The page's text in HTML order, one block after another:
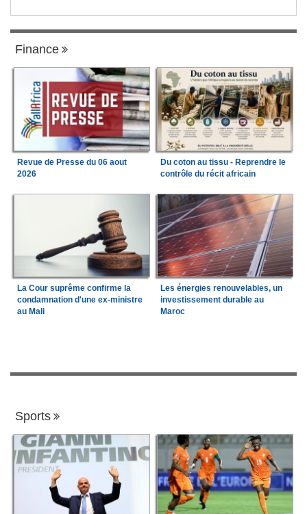
Finance
Revue de Presse du 06 aout
2026
Du coton au tissu - Reprendre le
contrôle du récit africain
La Cour suprême confirme la
condamnation d'une ex-ministre
au Mali
Les énergies renouvelables, un
investissement durable au
Maroc
Sports